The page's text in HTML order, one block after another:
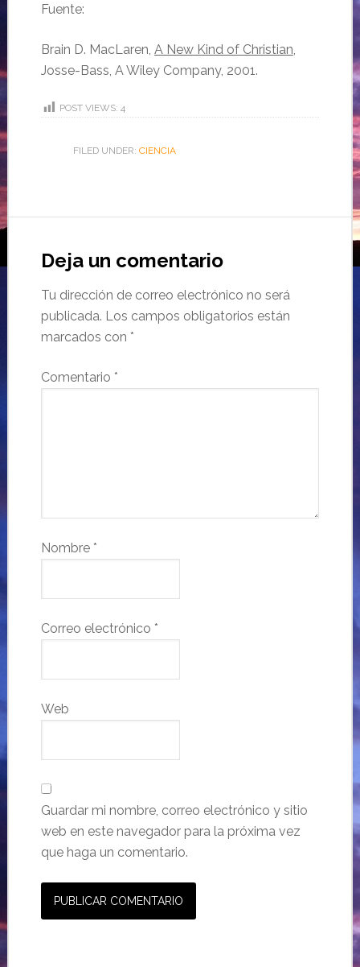
Fuente:
Brain D. MacLaren, A New Kind of Christian,
Josse-Bass, A Wiley Company, 2001.
POST VIEWS: 4
FILED UNDER: CIENCIA
Deja un comentario
Tu dirección de correo electrónico no será
publicada. Los campos obligatorios están
marcados con *
Comentario *
Nombre *
Correo electrónico *
Web
Guardar mi nombre, correo electrónico y sitio
web en este navegador para la próxima vez
que haga un comentario.